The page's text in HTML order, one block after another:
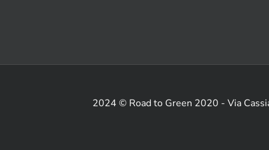
2024 © Road to Green 2020 - Via